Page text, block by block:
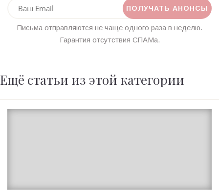
Письма отправляются не чаще одного раза в неделю.
Гарантия отсутствия СПАМа.
Ещё статьи из этой категории